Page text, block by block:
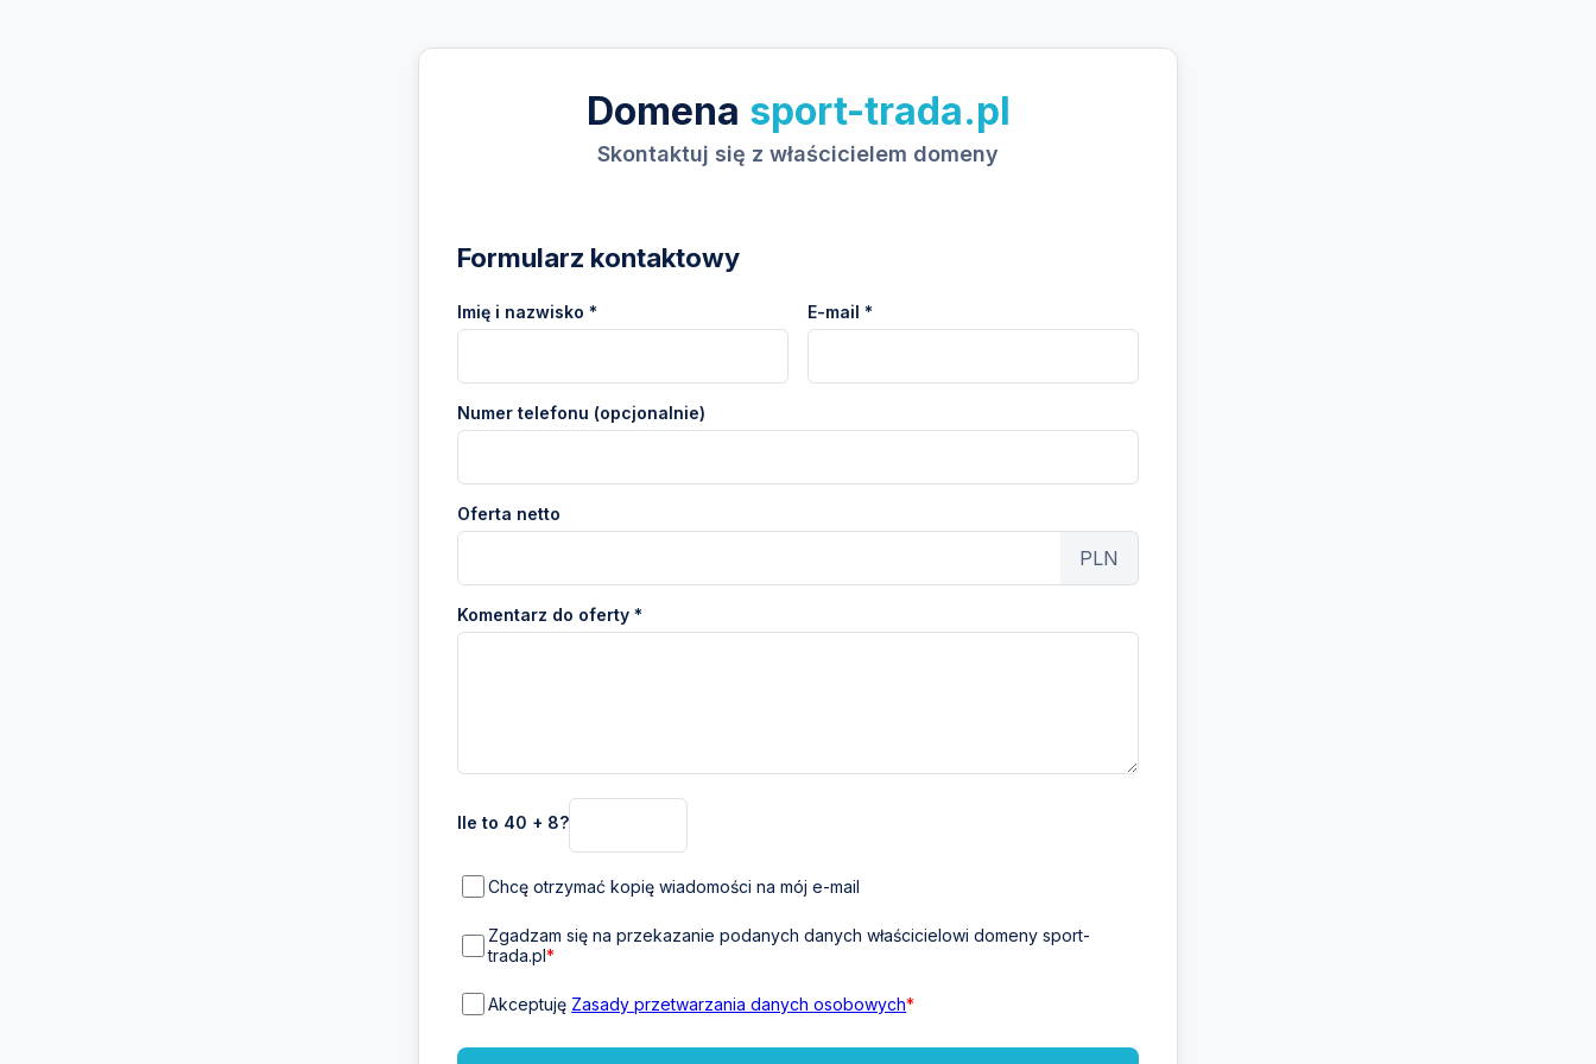
Domena sport-trada.pl
Skontaktuj się z właścicielem domeny
Formularz kontaktowy
Imię i nazwisko * E-mail *
Numer telefonu (opcjonalnie)
Oferta netto
PLN
Komentarz do oferty *
Ile to 40 + 8?
Chcę otrzymać kopię wiadomości na mój e-mail
Zgadzam się na przekazanie podanych danych właścicielowi domeny sport-
trada.pl*
Akceptuję Zasady przetwarzania danych osobowych*